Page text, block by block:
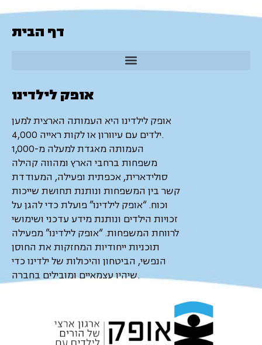
דף הבית
אופק לילדינו
אופק לילדינו היא העמותה הארצית למען
4,000 ילדים עם עיוורון או לקות ראייה.
משפחות ברחבי הארץ ומהווה קהילה
סולידארית, אכפתית ופעילה, המעודדת
קשר בין המשפחות ונותנת תחושת שייכות
וכוח. “אופק לילדינו” פועלת כדי להגן על
זכויות הילדים ונותנת מידע עדכני ושימושי
לרווחת המשפחות. “אופק לילדינו” מפעילה
תוכניות ייחודיות המחזקות את החוסן
הנפשי, הביטחון והיכולות של ילדינו כדי
שיהיו עצמאיים ומובילים בחברה.